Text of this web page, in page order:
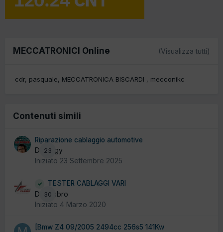
MECCATRONICI Online (Visualizza tutti)
cdr pasquale MECCATRONICA BISCARDI mecconikc
Contenuti simili
23
Riparazione cablaggio automotive
Da yogy
Iniziato 23 Settembre 2025
30
TESTER CABLAGGI VARI
Da fabbro
Iniziato 4 Marzo 2020
[Bmw Z4 09/2005 2494cc 256s5 141Kw